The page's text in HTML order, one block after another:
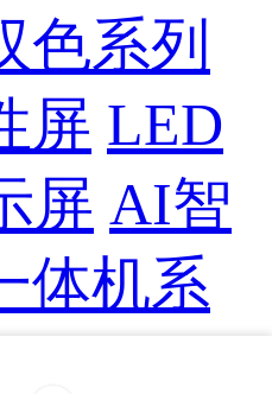
色系列
屏 LED
屏 AI智
体机系